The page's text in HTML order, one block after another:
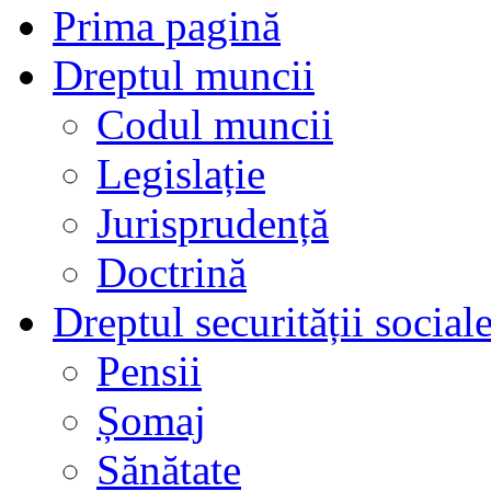
Prima pagină
Dreptul muncii
Codul muncii
Legislație
Jurisprudență
Doctrină
Dreptul securității
Pensii
Șomaj
Sănătate